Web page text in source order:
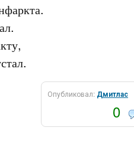
Опубликовал: Дмитлас
0